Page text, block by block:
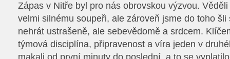
Zápas v Nitře byl pro nás obrovskou výzvou.
velmi silnému soupeři, ale zároveň jsme do toho
nehrát ustrašeně, ale sebevědomě a srdcem.
týmová disciplína, připravenost a víra jeden v
makali od první minuty do poslední, a to se